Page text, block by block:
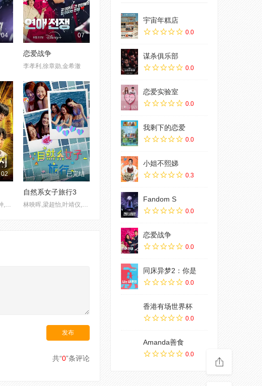
04 07
恋爱战争
李孝利,徐章勋,金希澈
02
朴正洙,申东熙,金晓钟,徐英浩,金曜汉,朴志晟
已完结
自然系女子旅行3
林映晖,梁超怡,叶靖仪,黄滢仴
共“0”条评论
宇宙年糕店
0.0
谋杀俱乐部
0.0
恋爱实验室
0.0
我剩下的恋爱
0.0
小姐不熙娣
0.3
Fandom S
0.0
恋爱战争
0.0
同床异梦2：你是
0.0
香港有场世界杯
0.0
Amanda善食
0.0